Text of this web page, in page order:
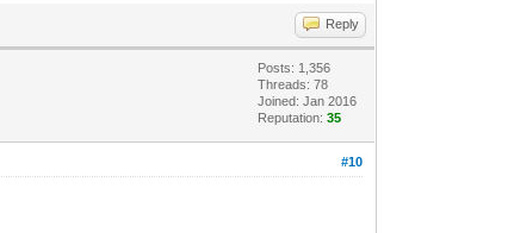
Reply
Posts: 1,356
Threads: 78
Joined: Jan 2016
Reputation:35
#10